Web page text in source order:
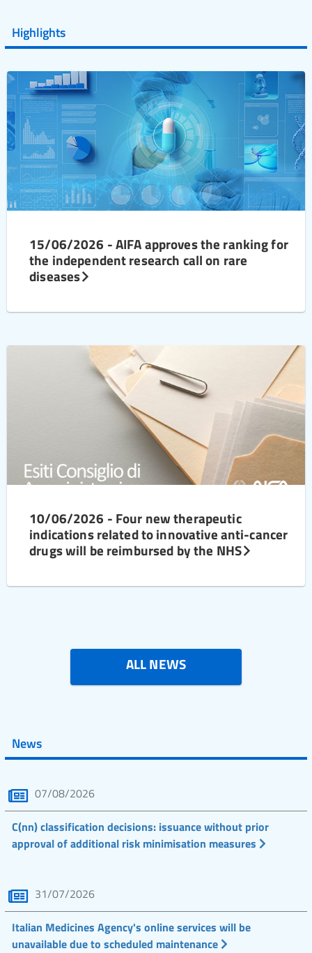
Highlights
15/06/2026 - AIFA approves the ranking for
the independent research call on rare
diseases
10/06/2026 - Four new therapeutic
indications related to innovative anti-cancer
drugs will be reimbursed by the NHS
ALL NEWS
News
07/08/2026
C(nn) classification decisions: issuance without prior
approval of additional risk minimisation measures
31/07/2026
Italian Medicines Agency's online services will be
unavailable due to scheduled maintenance